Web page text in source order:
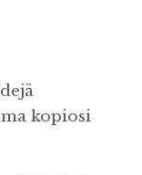
kopiosi